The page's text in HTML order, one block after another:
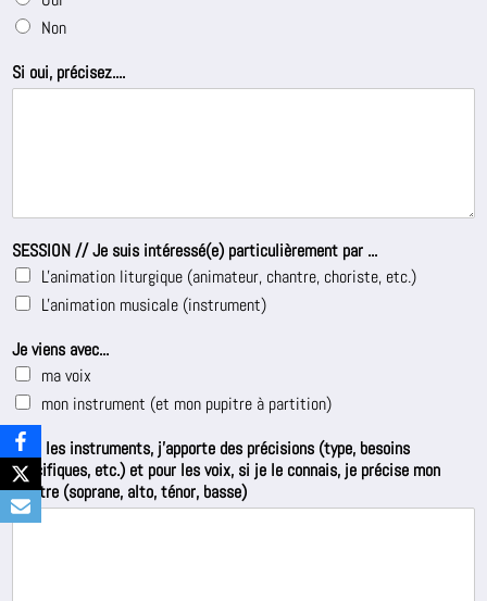
Non
Si oui, précisez....
d
e
s
(
o
m
S
SESSION // Je suis intéressé(e) particulièrement par ...
L'animation liturgique (animateur, chantre, choriste, etc.)
L'animation musicale (instrument)
Je viens avec...
ma voix
mon instrument (et mon pupitre à partition)
Pour les instruments, j'apporte des précisions (type, besoins
spécifiques, etc.) et pour les voix, si je le connais, je précise mon
pupitre (soprane, alto, ténor, basse)